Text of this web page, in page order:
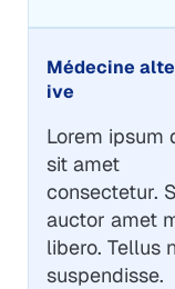
Médecine
ive
Lorem ipsum
sit amet
consectetur.
auctor amet
libero. Tellus
suspendisse.